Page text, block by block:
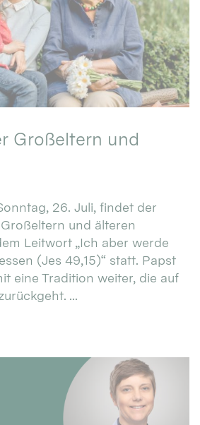
Großeltern und
26. Juli, findet der
und älteren
Leitwort „Ich aber werde
(Jes 49,15)“ statt. Papst
eine Tradition weiter, die auf
...